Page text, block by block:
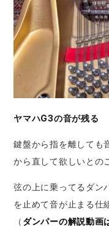
ヤマハG3の音が残る
鍵盤から指を離しても
から直して欲しいとの
弦の上に乗ってるダン
を止めて音が止まる仕
（ ダンパーの解説動画